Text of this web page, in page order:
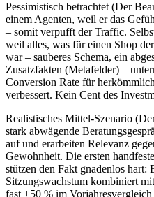
Pessimistisch betrachtet (Der
einem Agenten, weil er das
– somit verpufft der Traffic.
weil alles, was für einen Shop
war – sauberes Schema, ein
Zusatzfakten (Metafelder) –
Conversion Rate für
verbessert. Kein Cent des
Realistisches Mittel-Szenario
stark abwägende
auf und erarbeiten Relevanz
Gewohnheit. Die ersten
stützen den Fakt gnadenlos hart:
Sitzungswachstum kombiniert
fast +50 % im